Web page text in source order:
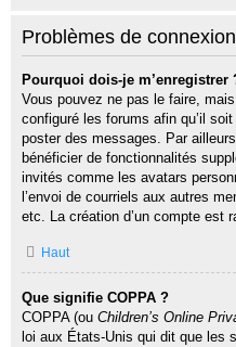
Problèmes de
Pourquoi dois-je m’enregistrer
Vous pouvez ne pas le faire,
configuré les forums afin qu’il
poster des messages. Par
bénéficier de fonctionnalités
invités comme les avatars
l’envoi de courriels aux autres
etc. La création d’un compte est
Haut
Que signifie COPPA ?
COPPA (ou Children’s Online
loi aux États-Unis qui dit que les